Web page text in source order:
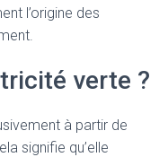
l’origine des
verte ?
à partir de
signifie qu’elle